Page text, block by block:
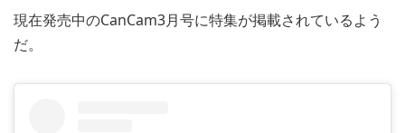
現在発売中のCanCam3月号に特集が掲載されているよう
だ。